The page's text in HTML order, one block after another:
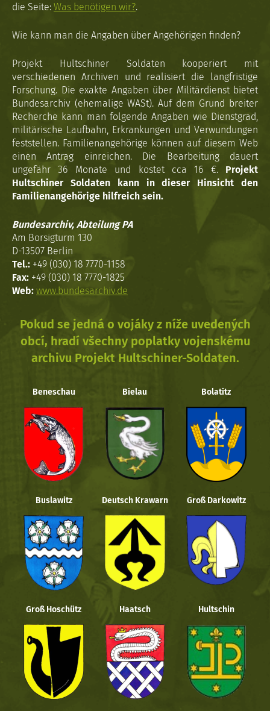
die Seite: Was benötigen wir?.
Wie kann man die Angaben über Angehörigen finden?
Projekt Hultschiner Soldaten kooperiert mit
verschiedenen Archiven und realisiert die langfristige
Forschung. Die exakte Angaben über Militärdienst bietet
Bundesarchiv (ehemalige WASt). Auf dem Grund breiter
Recherche kann man folgende Angaben wie Dienstgrad,
militärische Laufbahn, Erkrankungen und Verwundungen
feststellen. Familienangehörige können auf diesem Web
einen Antrag einreichen. Die Bearbeitung dauert
ungefähr 36 Monate und kostet cca 16 €. Projekt
Hultschiner Soldaten kann in dieser Hinsicht den
Familienangehörige hilfreich sein.
Bundesarchiv, Abteilung PA
Am Borsigturm 130
D-13507 Berlin
Tel.: +49 (030) 18 7770-1158
Fax: +49 (030) 18 7770-1825
Web: www.bundesarchiv.de
Pokud se jedná o vojáky z níže uvedených
obcí, hradí všechny poplatky vojenskému
archivu Projekt Hultschiner-Soldaten.
Beneschau Bielau Bolatitz
Buslawitz Deutsch Krawarn Groß Darkowitz
Groß Hoschütz Haatsch Hultschin